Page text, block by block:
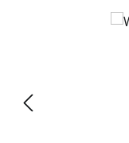
Skip image gallery